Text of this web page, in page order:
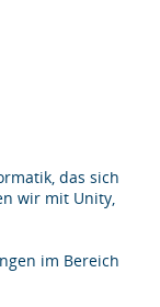
das sich
wir mit Unity,
im Bereich